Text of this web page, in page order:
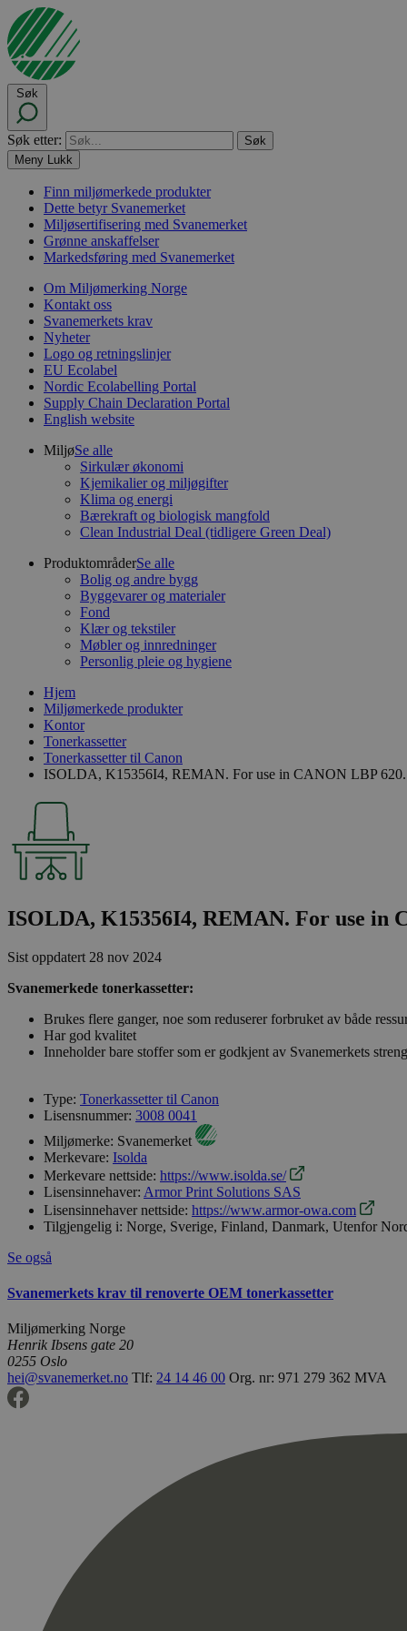
Søk
Søk etter:
Meny Lukk
Finn miljømerkede produkter
Dette betyr Svanemerket
Miljøsertifisering med Svanemerket
Grønne anskaffelser
Markedsføring med Svanemerket
Om Miljømerking Norge
Kontakt oss
Svanemerkets krav
Nyheter
Logo og retningslinjer
EU Ecolabel
Nordic Ecolabelling Portal
Supply Chain Declaration Portal
English website
MiljøSe alle
Sirkulær økonomi
Kjemikalier og miljøgifter
Klima og energi
Bærekraft og biologisk mangfold
Clean Industrial Deal (tidligere Green Deal)
ProduktområderSe alle
Bolig og andre bygg
Byggevarer og materialer
Fond
Klær og tekstiler
Møbler og innredninger
Personlig pleie og hygiene
Hjem
Miljømerkede produkter
Kontor
Tonerkassetter
Tonerkassetter til Canon
ISOLDA, K15356I4, REMAN. For use in CANON LBP
ISOLDA, K15356I4, REMAN. For use in
Sist oppdatert 28 nov 2024
Svanemerkede tonerkassetter:
Brukes flere ganger, noe som reduserer forbruket av både
Har god kvalitet
Inneholder bare stoffer som er godkjent av Svanemerkets
Type: Tonerkassetter til Canon
Lisensnummer: 3008 0041
Miljømerke: Svanemerket
Merkevare: Isolda
Merkevare nettside: https://www.isolda.se/
Lisensinnehaver: Armor Print Solutions SAS
Lisensinnehaver nettside: https://www.armor-owa.com
Tilgjengelig i: Norge, Sverige, Finland, Danmark, Utenfor
Se også
Svanemerkets krav til renoverte OEM tonerkassetter
Miljømerking Norge
Henrik Ibsens gate 20
0255 Oslo
hei@svanemerket.no Tlf: 24 14 46 00 Org. nr: 971 279 362 MVA